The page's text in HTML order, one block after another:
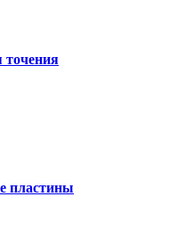
пластины